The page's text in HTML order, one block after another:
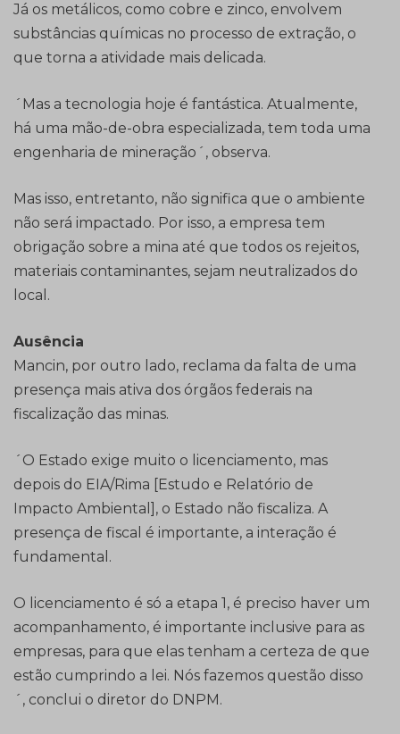
Já os metálicos, como cobre e zinco, envolvem
substâncias químicas no processo de extração, o
que torna a atividade mais delicada.
´Mas a tecnologia hoje é fantástica. Atualmente,
há uma mão-de-obra especializada, tem toda uma
engenharia de mineração´, observa.
Mas isso, entretanto, não significa que o ambiente
não será impactado. Por isso, a empresa tem
obrigação sobre a mina até que todos os rejeitos,
materiais contaminantes, sejam neutralizados do
local.
Ausência
Mancin, por outro lado, reclama da falta de uma
presença mais ativa dos órgãos federais na
fiscalização das minas.
´O Estado exige muito o licenciamento, mas
depois do EIA/Rima [Estudo e Relatório de
Impacto Ambiental], o Estado não fiscaliza. A
presença de fiscal é importante, a interação é
fundamental.
O licenciamento é só a etapa 1, é preciso haver um
acompanhamento, é importante inclusive para as
empresas, para que elas tenham a certeza de que
estão cumprindo a lei. Nós fazemos questão disso
´, conclui o diretor do DNPM.